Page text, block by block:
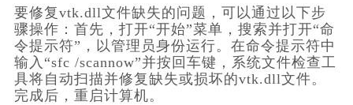
要修复vtk.dll文件缺失的问题，可以通过以下步
骤操作：首先，打开“开始”菜单，搜索并打开“命
令提示符”，以管理员身份运行。在命令提示符中
输入“sfc /scannow”并按回车键，系统文件检查工
具将自动扫描并修复缺失或损坏的vtk.dll文件。
完成后，重启计算机。